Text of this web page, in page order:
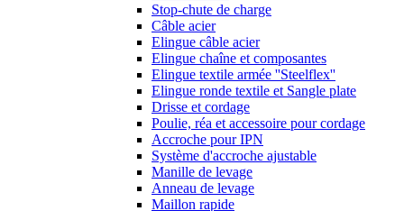
Stop-chute de charge
Câble acier
Elingue câble acier
Elingue chaîne et composantes
Elingue textile armée ''Steelflex''
Elingue ronde textile et Sangle plate
Drisse et cordage
Poulie, réa et accessoire pour cordage
Accroche pour IPN
Système d'accroche ajustable
Manille de levage
Anneau de levage
Maillon rapide